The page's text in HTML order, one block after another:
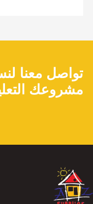
تواصل معنا
مشروعك